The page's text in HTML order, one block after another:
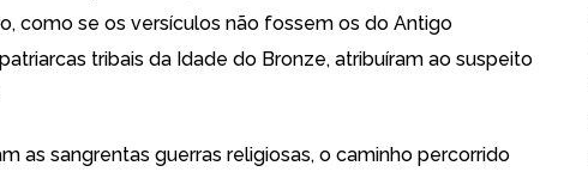
como se os versículos não fossem os do Antigo
tribais da Idade do Bronze, atribuíram ao suspeito
as sangrentas guerras religiosas, o caminho percorrido